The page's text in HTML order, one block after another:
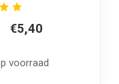
€5,40
voorraad